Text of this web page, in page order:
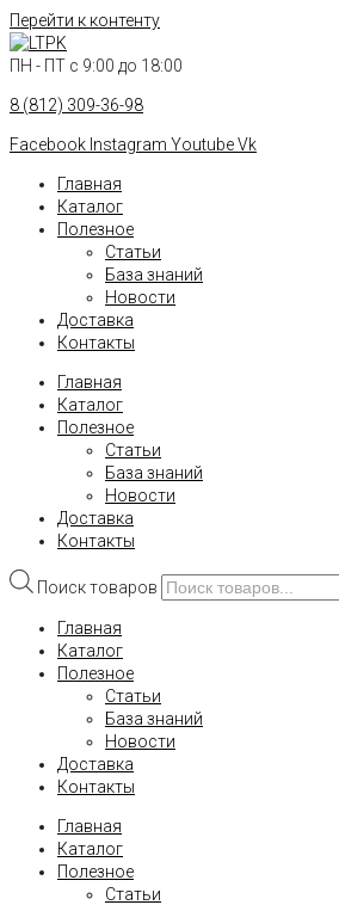
Перейти к контенту
ПН - ПТ с 9:00 до 18:00
8 (812) 309-36-98
Facebook Instagram YoutubeVk
Главная
Каталог
Полезное
Статьи
База знаний
Новости
Доставка
Контакты
Главная
Каталог
Полезное
Статьи
База знаний
Новости
Доставка
Контакты
Поиск товаров
Главная
Каталог
Полезное
Статьи
База знаний
Новости
Доставка
Контакты
Главная
Каталог
Полезное
Статьи